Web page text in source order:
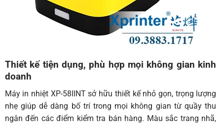
Thiết kế tiện dụng, phù hợp mọi không gian kinh
doanh
Máy in nhiệt XP-58IINT sở hữu thiết kế nhỏ gọn, trọng lượng
nhẹ giúp dễ dàng bố trí trong mọi không gian từ quầy thu
ngân đến các điểm kiểm tra bán hàng. Màu sắc trang nhã,